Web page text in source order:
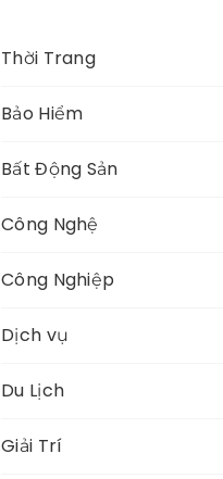
Thời Trang
Bảo Hiểm
Bất Động Sản
Công Nghệ
Công Nghiệp
Dịch vụ
Du Lịch
Giải Trí